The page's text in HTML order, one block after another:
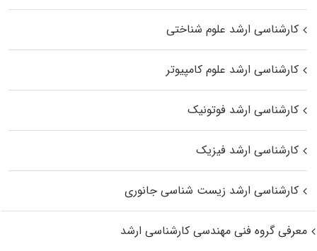
کارشناسی ارشد علوم شناختی
کارشناسی ارشد علوم کامپیوتر
کارشناسی ارشد فوتونیک
کارشناسی ارشد فیزیک
کارشناسی ارشد زیست‌ شناسی جانوری
معرفی گروه فنی مهندسی کارشناسی ارشد